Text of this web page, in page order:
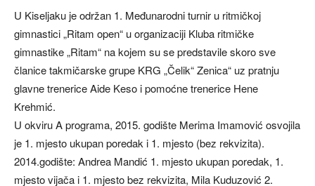
U Kiseljaku je održan 1. Međunarodni turnir u ritmičkoj
gimnastici „Ritam open“ u organizaciji Kluba ritmičke
gimnastike „Ritam“ na kojem su se predstavile skoro sve
članice takmičarske grupe KRG „Čelik“ Zenica“ uz pratnju
glavne trenerice Aide Keso i pomoćne trenerice Hene
Krehmić.
U okviru A programa, 2015. godište Merima Imamović osvojila
je 1. mjesto ukupan poredak i 1. mjesto (bez rekvizita).
2014.godište: Andrea Mandić 1. mjesto ukupan poredak, 1.
mjesto vijača i 1. mjesto bez rekvizita, Mila Kuduzović 2.